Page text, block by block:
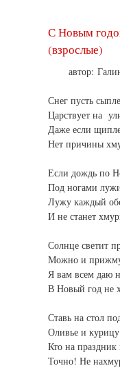
С Новым
(взрослые)
автор:
Снег пусть
Царствует на
Даже если
Нет причины
Если дождь по
Под ногами
Лужу каждый
И не станет
Солнце светит
Можно и
Я вам всем даю
В Новый год не
Ставь на стол
Оливье и
Кто на
Точно! Не